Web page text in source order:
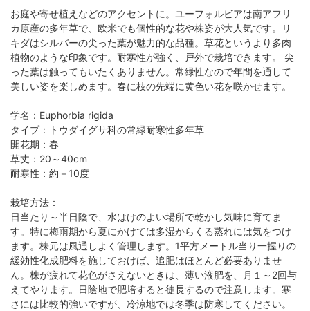
お庭や寄せ植えなどのアクセントに。ユーフォルビアは南アフリ
カ原産の多年草で、欧米でも個性的な花や株姿が大人気です。リ
キダはシルバーの尖った葉が魅力的な品種。草花というより多肉
植物のような印象です。耐寒性が強く、戸外で栽培できます。 尖
った葉は触ってもいたくありません。常緑性なので年間を通して
美しい姿を楽しめます。春に枝の先端に黄色い花を咲かせます。
学名：Euphorbia rigida
タイプ：トウダイグサ科の常緑耐寒性多年草
開花期：春
草丈：20～40cm
耐寒性：約－10度
栽培方法：
日当たり～半日陰で、水はけのよい場所で乾かし気味に育てま
す。特に梅雨期から夏にかけては多湿からくる蒸れには気をつけ
ます。株元は風通しよく管理します。1平方メートル当り一握りの
緩効性化成肥料を施しておけば、追肥はほとんど必要ありませ
ん。株が疲れて花色がさえないときは、薄い液肥を、月１～2回与
えてやります。日陰地で肥培すると徒長するので注意します。寒
さには比較的強いですが、冷涼地では冬季は防寒してください。